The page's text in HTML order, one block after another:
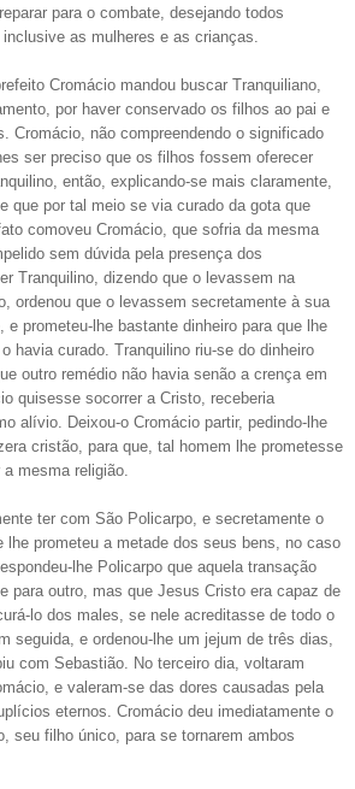
para o combate, desejando todos
as mulheres e as crianças.
Cromácio mandou buscar Tranquiliano,
por haver conservado os filhos ao pai e
Cromácio, não compreendendo o significado
ser preciso que os filhos fossem oferecer
então, explicando-se mais claramente,
que por tal meio se via curado da gota que
comoveu Cromácio, que sofria da mesma
sem dúvida pela presença dos
Tranquilino, dizendo que o levassem na
ordenou que o levassem secretamente à sua
e prometeu-lhe bastante dinheiro para que lhe
havia curado. Tranquilino riu-se do dinheiro
outro remédio não havia senão a crença em
quisesse socorrer a Cristo, receberia
alívio. Deixou-o Cromácio partir, pedindo-lhe
cristão, para que, tal homem lhe prometesse
mesma religião.
ter com São Policarpo, e secretamente o
lhe prometeu a metade dos seus bens, no caso
lhe Policarpo que aquela transação
para outro, mas que Jesus Cristo era capaz de
lo dos males, se nele acreditasse de todo o
seguida, e ordenou-lhe um jejum de três dias,
com Sebastião. No terceiro dia, voltaram
e valeram-se das dores causadas pela
eternos. Cromácio deu imediatamente o
seu filho único, para se tornarem ambos